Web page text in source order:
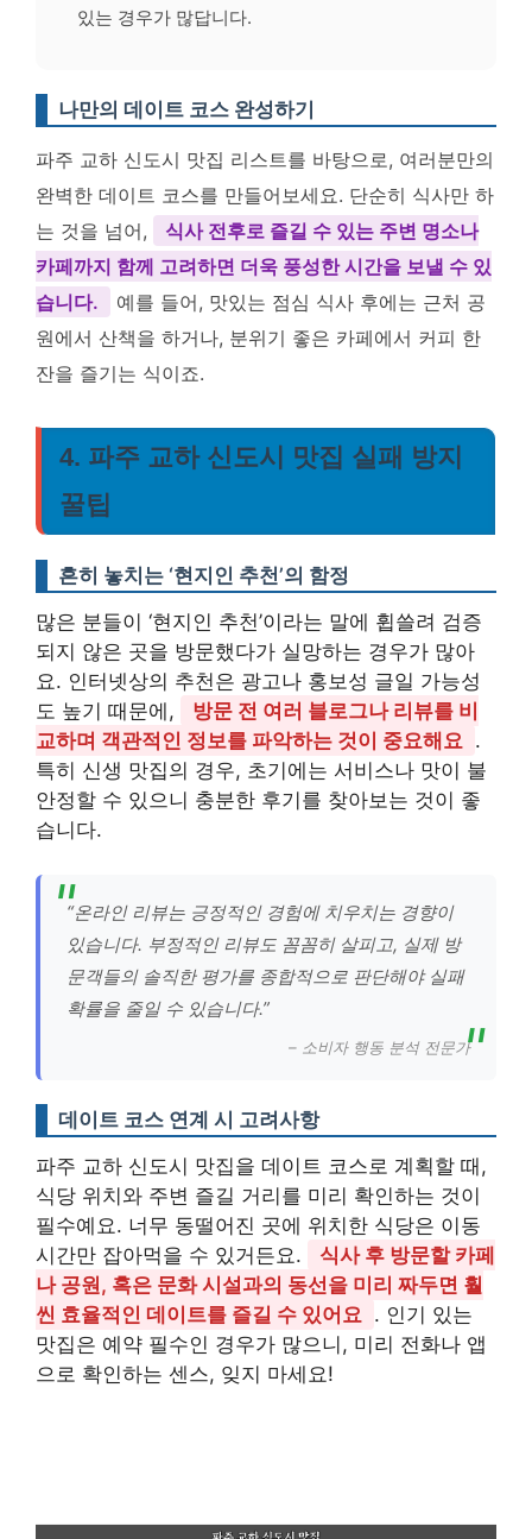
있는 경우가 많답니다.
나만의 데이트 코스 완성하기
파주 교하 신도시 맛집 리스트를 바탕으로, 여러분만의
완벽한 데이트 코스를 만들어보세요. 단순히 식사만 하
는 것을 넘어,
식사 전후로 즐길 수 있는 주변 명소나
카페까지 함께 고려하면 더욱 풍성한 시간을 보낼 수 있
습니다.
예를 들어, 맛있는 점심 식사 후에는 근처 공
원에서 산책을 하거나, 분위기 좋은 카페에서 커피 한
잔을 즐기는 식이죠.
4. 파주 교하 신도시 맛집 실패 방지
꿀팁
흔히 놓치는 ‘현지인 추천’의 함정
많은 분들이 ‘현지인 추천’이라는 말에 휩쓸려 검증
되지 않은 곳을 방문했다가 실망하는 경우가 많아
요. 인터넷상의 추천은 광고나 홍보성 글일 가능성
도 높기 때문에,
방문 전 여러 블로그나 리뷰를 비
교하며 객관적인 정보를 파악하는 것이 중요해요
.
특히 신생 맛집의 경우, 초기에는 서비스나 맛이 불
안정할 수 있으니 충분한 후기를 찾아보는 것이 좋
습니다.
“온라인 리뷰는 긍정적인 경험에 치우치는 경향이
있습니다. 부정적인 리뷰도 꼼꼼히 살피고, 실제 방
문객들의 솔직한 평가를 종합적으로 판단해야 실패
확률을 줄일 수 있습니다.”
– 소비자 행동 분석 전문가
데이트 코스 연계 시 고려사항
파주 교하 신도시 맛집을 데이트 코스로 계획할 때,
식당 위치와 주변 즐길 거리를 미리 확인하는 것이
필수예요. 너무 동떨어진 곳에 위치한 식당은 이동
시간만 잡아먹을 수 있거든요.
식사 후 방문할 카페
나 공원, 혹은 문화 시설과의 동선을 미리 짜두면 훨
씬 효율적인 데이트를 즐길 수 있어요 . 인기 있는
맛집은 예약 필수인 경우가 많으니, 미리 전화나 앱
으로 확인하는 센스, 잊지 마세요!